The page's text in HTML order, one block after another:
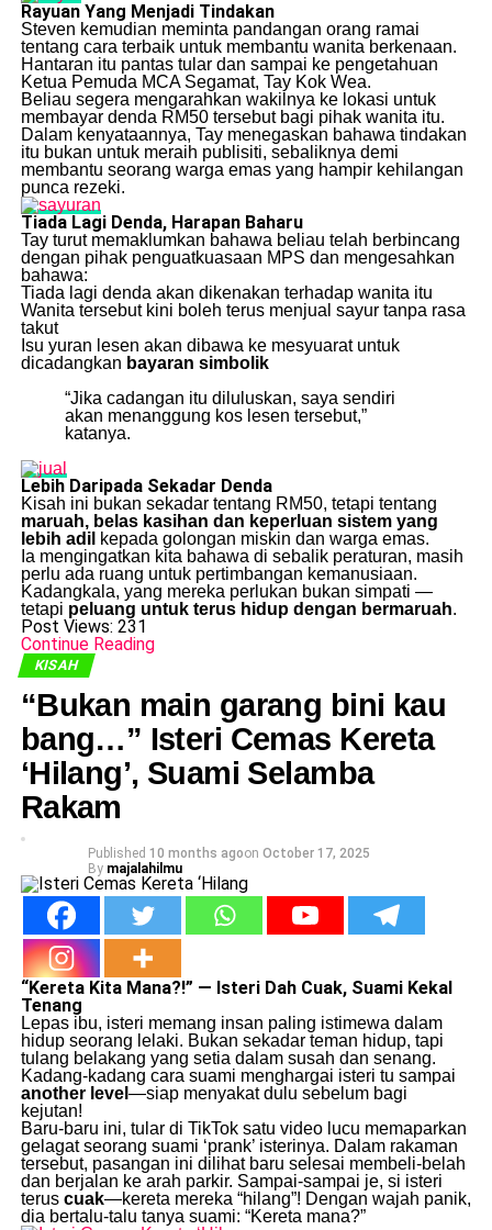
Rayuan Yang Menjadi Tindakan
Steven kemudian meminta pandangan orang ramai
tentang cara terbaik untuk membantu wanita berkenaan.
Hantaran itu pantas tular dan sampai ke pengetahuan
Ketua Pemuda MCA Segamat, Tay Kok Wea.
Beliau segera mengarahkan wakilnya ke lokasi untuk
membayar denda RM50 tersebut bagi pihak wanita itu.
Dalam kenyataannya, Tay menegaskan bahawa tindakan
itu bukan untuk meraih publisiti, sebaliknya demi
membantu seorang warga emas yang hampir kehilangan
punca rezeki.
Tiada Lagi Denda, Harapan Baharu
Tay turut memaklumkan bahawa beliau telah berbincang
dengan pihak penguatkuasaan MPS dan mengesahkan
bahawa:
Tiada lagi denda akan dikenakan terhadap wanita itu
Wanita tersebut kini boleh terus menjual sayur tanpa rasa
takut
Isu yuran lesen akan dibawa ke mesyuarat untuk
dicadangkan bayaran simbolik
“Jika cadangan itu diluluskan, saya sendiri
akan menanggung kos lesen tersebut,”
katanya.
Lebih Daripada Sekadar Denda
Kisah ini bukan sekadar tentang RM50, tetapi tentang
maruah, belas kasihan dan keperluan sistem yang
lebih adil kepada golongan miskin dan warga emas.
Ia mengingatkan kita bahawa di sebalik peraturan, masih
perlu ada ruang untuk pertimbangan kemanusiaan.
Kadangkala, yang mereka perlukan bukan simpati —
tetapi peluang untuk terus hidup dengan bermaruah.
Post Views: 231
Continue Reading
KISAH
“Bukan main garang bini kau
bang…” Isteri Cemas Kereta
‘Hilang’, Suami Selamba
Rakam
Published 10 months agoon October 17, 2025
By majalahilmu
“Kereta Kita Mana?!” — Isteri Dah Cuak, Suami Kekal
Tenang
Lepas ibu, isteri memang insan paling istimewa dalam
hidup seorang lelaki. Bukan sekadar teman hidup, tapi
tulang belakang yang setia dalam susah dan senang.
Kadang-kadang cara suami menghargai isteri tu sampai
another level —siap menyakat dulu sebelum bagi
kejutan!
Baru-baru ini, tular di TikTok satu video lucu memaparkan
gelagat seorang suami ‘prank’ isterinya. Dalam rakaman
tersebut, pasangan ini dilihat baru selesai membeli-belah
dan berjalan ke arah parkir. Sampai-sampai je, si isteri
terus cuak—kereta mereka “hilang”! Dengan wajah panik,
dia bertalu-talu tanya suami: “Kereta mana?”